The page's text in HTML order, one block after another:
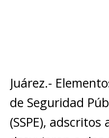
Juárez.-
de Seguridad
(SSPE),